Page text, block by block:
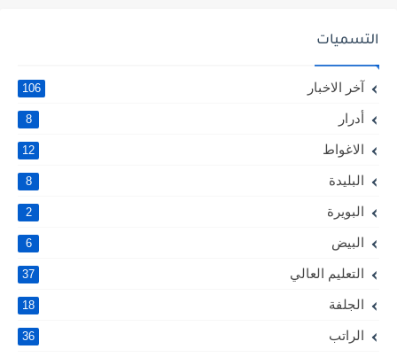
التسميات
آخر الاخبار 106
أدرار 8
الاغواط 12
البليدة 8
البويرة 2
البيض 6
التعليم العالي 37
الجلفة 18
الراتب 36